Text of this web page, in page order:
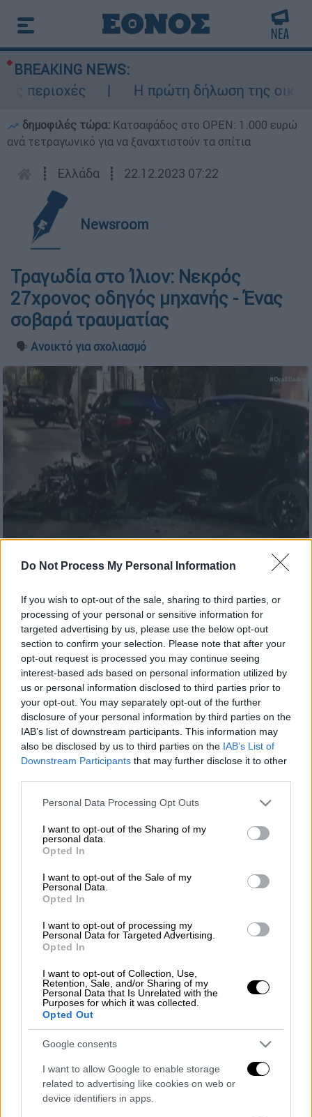
Do Not Process My Personal Information
If you wish to opt-out of the sale, sharing to third parties, or
processing of your personal or sensitive information for
targeted advertising by us, please use the below opt-out
section to confirm your selection. Please note that after your
opt-out request is processed you may continue seeing
interest-based ads based on personal information utilized by
us or personal information disclosed to third parties prior to
your opt-out. You may separately opt-out of the further
disclosure of your personal information by third parties on the
IAB’s list of downstream participants. This information may
also be disclosed by us to third parties on the IAB’s List of
Downstream Participants that may further disclose it to other
Please note that this website/app uses one or more Google
not limited to your visit or usage behaviour. You may click to
grant or deny consent to Google and its third-party tags to
use your data for below specified purposes in below Google
consent section.
Personal Data Processing Opt Outs
I want to opt-out of the Sharing of my
personal data.
Opted In
I want to opt-out of the Sale of my
Personal Data.
Opted In
I want to opt-out of processing my
Personal Data for Targeted Advertising.
Opted In
I want to opt-out of Collection, Use,
Retention, Sale, and/or Sharing of my
Personal Data that Is Unrelated with the
Purposes for which it was collected.
Opted Out
Google consents
I want to allow Google to enable storage
related to advertising like cookies on web or
device identifiers in apps.
BREAKING NEWS:
περιοχές
Η πρώτη δήλωση της
δημοφιλές τώρα: Κατσαφάδος στο OPEN: 1.000 ευρώ
ανά τετραγωνικό για να ξαναχτιστούν τα σπίτια
┋ Ελλάδα ┋ 22.12.2023 07:22
Newsroom
Τραγωδία στο Ίλιον: Νεκρός
27χρονος οδηγός μηχανής - Ένας
σοβαρά τραυματίας
🗣️ Ανοικτό για σχολιασμό
Προσθέστε το ΕΘΝΟΣ στη Google
ΤραγωδίαστοΊλιον μενεκρόοδηγό μηχανής,
μετά από σύγκρουση της μοτοσυκλέτας με
ΙΧ όχημα. Στο νοσοκομείο και ένας
τραυματίας .
Ειδικότερα, τη ζωή του έχασε ένας27χρονος
ενώ σοβαρά τραυματισμένοςείναι ο οδηγός
τουαυτοκινήτου, 70 ετών, ο οποίος έχει
μεταφερθεί στον «Ερυθρό Σταύρο».
Παιδεία|22.12.2023 06:45
των κομμάτων - Ποιοι απορρίπτουν
εξαρχής και ποιοι το…συζητούν αλλά
με όρους
Προς το παρόν δεν είναι γνωστές οι
συνθήκες υπό τις οποίες σημειώθηκε το
τροχαίο δυστύχημα.
Τα σχολιά σας δημοσιεύονται άμεσα με δική σας ευθύνη. Το
ΕΘΝΟΣ θα παρεμβαίνει και τα προσβλητικά σχόλια θα